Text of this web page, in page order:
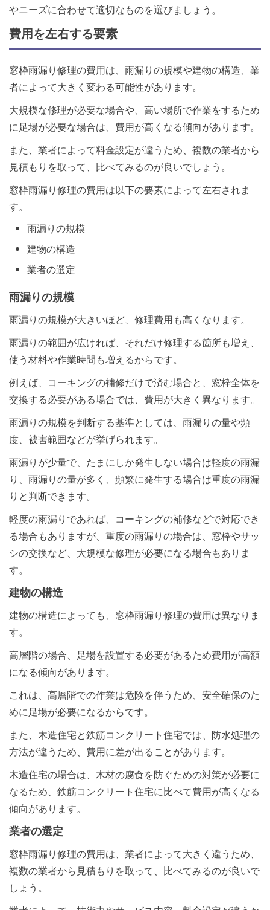
24時間365日対応
やニーズに合わせて適切なものを選びましょう。
費用を左右する要素
窓枠雨漏り修理の費用は、雨漏りの規模や建物の構造、業
者によって大きく変わる可能性があります。
大規模な修理が必要な場合や、高い場所で作業をするため
に足場が必要な場合は、費用が高くなる傾向があります。
また、業者によって料金設定が違うため、複数の業者から
見積もりを取って、比べてみるのが良いでしょう。
窓枠雨漏り修理の費用は以下の要素によって左右されま
す。
雨漏りの規模
建物の構造
業者の選定
雨漏りの規模
雨漏りの規模が大きいほど、修理費用も高くなります。
雨漏りの範囲が広ければ、それだけ修理する箇所も増え、
使う材料や作業時間も増えるからです。
例えば、コーキングの補修だけで済む場合と、窓枠全体を
交換する必要がある場合では、費用が大きく異なります。
雨漏りの規模を判断する基準としては、雨漏りの量や頻
度、被害範囲などが挙げられます。
雨漏りが少量で、たまにしか発生しない場合は軽度の雨漏
り、雨漏りの量が多く、頻繁に発生する場合は重度の雨漏
りと判断できます。
軽度の雨漏りであれば、コーキングの補修などで対応でき
る場合もありますが、重度の雨漏りの場合は、窓枠やサッ
シの交換など、大規模な修理が必要になる場合もありま
す。
建物の構造
建物の構造によっても、窓枠雨漏り修理の費用は異なりま
す。
高層階の場合、足場を設置する必要があるため費用が高額
になる傾向があります。
これは、高層階での作業は危険を伴うため、安全確保のた
めに足場が必要になるからです。
また、木造住宅と鉄筋コンクリート住宅では、防水処理の
方法が違うため、費用に差が出ることがあります。
木造住宅の場合は、木材の腐食を防ぐための対策が必要に
なるため、鉄筋コンクリート住宅に比べて費用が高くなる
傾向があります。
業者の選定
窓枠雨漏り修理の費用は、業者によって大きく違うため、
複数の業者から見積もりを取って、比べてみるのが良いで
しょう。